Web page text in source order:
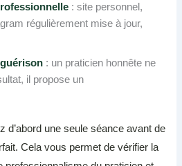
: site personnel,
régulièrement mise à jour,
: un praticien honnête ne
il propose un
d’abord une seule séance avant de
Cela vous permet de vérifier la